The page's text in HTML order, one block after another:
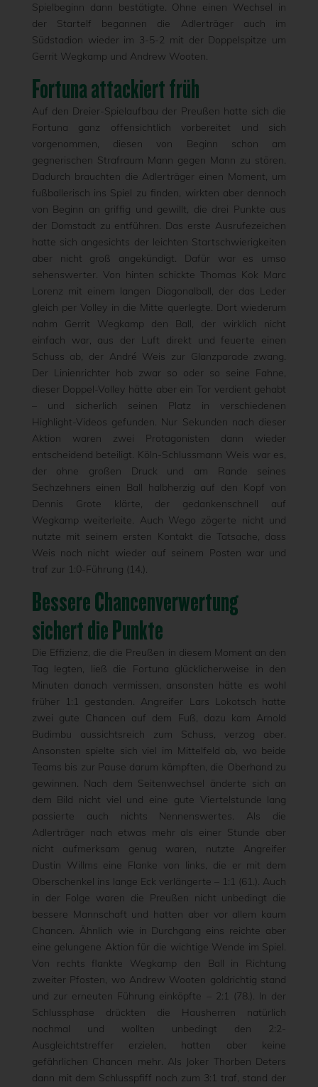
Spielbeginn dann bestätigte. Ohne einen Wechsel in
der Startelf begannen die Adlerträger auch im
Südstadion wieder im 3-5-2 mit der Doppelspitze um
Gerrit Wegkamp und Andrew Wooten.
Fortuna attackiert früh
Auf den Dreier-Spielaufbau der Preußen hatte sich die
Fortuna ganz offensichtlich vorbereitet und sich
vorgenommen, diesen von Beginn schon am
gegnerischen Strafraum Mann gegen Mann zu stören.
Dadurch brauchten die Adlerträger einen Moment, um
fußballerisch ins Spiel zu finden, wirkten aber dennoch
von Beginn an griffig und gewillt, die drei Punkte aus
der Domstadt zu entführen. Das erste Ausrufezeichen
hatte sich angesichts der leichten Startschwierigkeiten
aber nicht groß angekündigt. Dafür war es umso
sehenswerter. Von hinten schickte Thomas Kok Marc
Lorenz mit einem langen Diagonalball, der das Leder
gleich per Volley in die Mitte querlegte. Dort wiederum
nahm Gerrit Wegkamp den Ball, der wirklich nicht
einfach war, aus der Luft direkt und feuerte einen
Schuss ab, der André Weis zur Glanzparade zwang.
Der Linienrichter hob zwar so oder so seine Fahne,
dieser Doppel-Volley hätte aber ein Tor verdient gehabt
– und sicherlich seinen Platz in verschiedenen
Highlight-Videos gefunden. Nur Sekunden nach dieser
Aktion waren zwei Protagonisten dann wieder
entscheidend beteiligt. Köln-Schlussmann Weis war es,
der ohne großen Druck und am Rande seines
Sechzehners einen Ball halbherzig auf den Kopf von
Dennis Grote klärte, der gedankenschnell auf
Wegkamp weiterleite. Auch Wego zögerte nicht und
nutzte mit seinem ersten Kontakt die Tatsache, dass
Weis noch nicht wieder auf seinem Posten war und
traf zur 1:0-Führung (14.).
Bessere Chancenverwertung
sichert die Punkte
Die Effizienz, die die Preußen in diesem Moment an den
Tag legten, ließ die Fortuna glücklicherweise in den
Minuten danach vermissen, ansonsten hätte es wohl
früher 1:1 gestanden. Angreifer Lars Lokotsch hatte
zwei gute Chancen auf dem Fuß, dazu kam Arnold
Budimbu aussichtsreich zum Schuss, verzog aber.
Ansonsten spielte sich viel im Mittelfeld ab, wo beide
Teams bis zur Pause darum kämpften, die Oberhand zu
gewinnen. Nach dem Seitenwechsel änderte sich an
dem Bild nicht viel und eine gute Viertelstunde lang
passierte auch nichts Nennenswertes. Als die
Adlerträger nach etwas mehr als einer Stunde aber
nicht aufmerksam genug waren, nutzte Angreifer
Dustin Willms eine Flanke von links, die er mit dem
Oberschenkel ins lange Eck verlängerte – 1:1 (61.). Auch
in der Folge waren die Preußen nicht unbedingt die
bessere Mannschaft und hatten aber vor allem kaum
Chancen. Ähnlich wie in Durchgang eins reichte aber
eine gelungene Aktion für die wichtige Wende im Spiel.
Von rechts flankte Wegkamp den Ball in Richtung
zweiter Pfosten, wo Andrew Wooten goldrichtig stand
und zur erneuten Führung einköpfte – 2:1 (78.). In der
Schlussphase drückten die Hausherren natürlich
nochmal und wollten unbedingt den 2:2-
Ausgleichtstreffer erzielen, hatten aber keine
gefährlichen Chancen mehr. Als Joker Thorben Deters
dann mit dem Schlusspfiff noch zum 3:1 traf, stand der